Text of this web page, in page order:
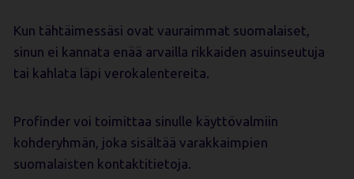
Kun tähtäimessäsi ovat vauraimmat suomalaiset,
sinun ei kannata enää arvailla rikkaiden asuinseutuja
tai kahlata läpi verokalentereita.
Profinder voi toimittaa sinulle käyttövalmiin
kohderyhmän, joka sisältää varakkaimpien
suomalaisten kontaktitietoja.